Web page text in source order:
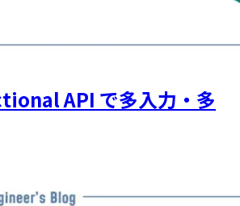
API で多入力・多